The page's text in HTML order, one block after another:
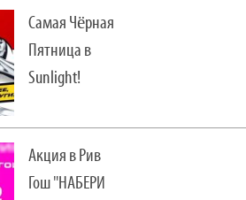
Самая Чёрная
Пятница в
Sunlight!
Акция в Рив
Гош "НАБЕРИ